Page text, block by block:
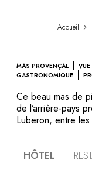
Accueil
MAS PROVENÇAL VUE
GASTRONOMIQUE
Ce beau mas de
de l’arrière-pays
Luberon, entre
chevaliers de
HÔTEL